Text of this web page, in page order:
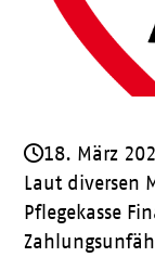
18. März
Laut diversen
Pflegekasse